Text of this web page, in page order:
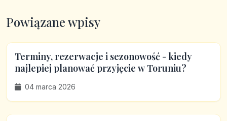
Powiązane wpisy
Terminy, rezerwacje i sezonowość - kiedy
najlepiej planować przyjęcie w Toruniu?
04 marca 2026